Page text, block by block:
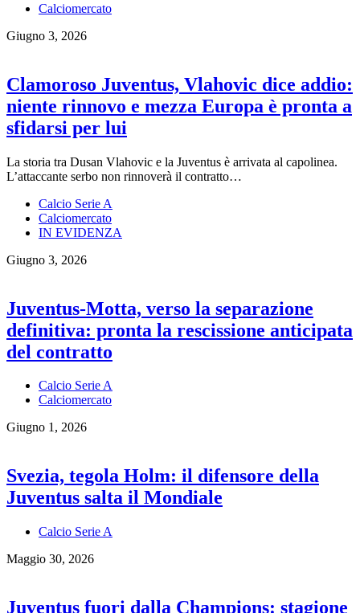
Calciomercato
Giugno 3, 2026
Clamoroso Juventus, Vlahovic dice addio:
niente rinnovo e mezza Europa è pronta a
sfidarsi per lui
La storia tra Dusan Vlahovic e la Juventus è arrivata al capolinea.
L’attaccante serbo non rinnoverà il contratto…
Calcio Serie A
Calciomercato
IN EVIDENZA
Giugno 3, 2026
Juventus-Motta, verso la separazione
definitiva: pronta la rescissione anticipata
del contratto
Calcio Serie A
Calciomercato
Giugno 1, 2026
Svezia, tegola Holm: il difensore della
Juventus salta il Mondiale
Calcio Serie A
Maggio 30, 2026
Juventus fuori dalla Champions: stagione